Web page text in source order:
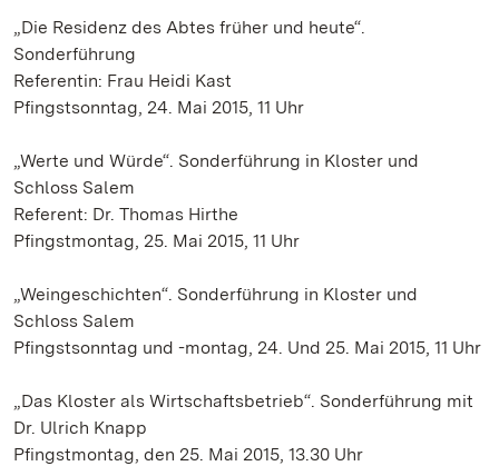
„Die Residenz des Abtes früher und heute“.
Sonderführung
Referentin: Frau Heidi Kast
Pfingstsonntag, 24. Mai 2015, 11 Uhr
„Werte und Würde“. Sonderführung in Kloster und
Schloss Salem
Referent: Dr. Thomas Hirthe
Pfingstmontag, 25. Mai 2015, 11 Uhr
„Weingeschichten“. Sonderführung in Kloster und
Schloss Salem
Pfingstsonntag und -montag, 24. Und 25. Mai 2015, 11 Uhr
„Das Kloster als Wirtschaftsbetrieb“. Sonderführung mit
Dr. Ulrich Knapp
Pfingstmontag, den 25. Mai 2015, 13.30 Uhr